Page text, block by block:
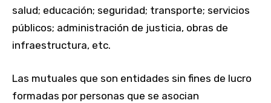
salud; educación; seguridad; transporte; servicios
públicos; administración de justicia, obras de
infraestructura, etc.
Las mutuales que son entidades sin fines de lucro
formadas por personas que se asocian